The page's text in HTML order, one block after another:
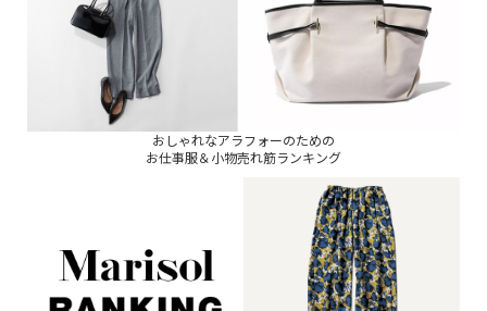
おしゃれなアラフォーのための
お仕事服＆小物売れ筋ランキング